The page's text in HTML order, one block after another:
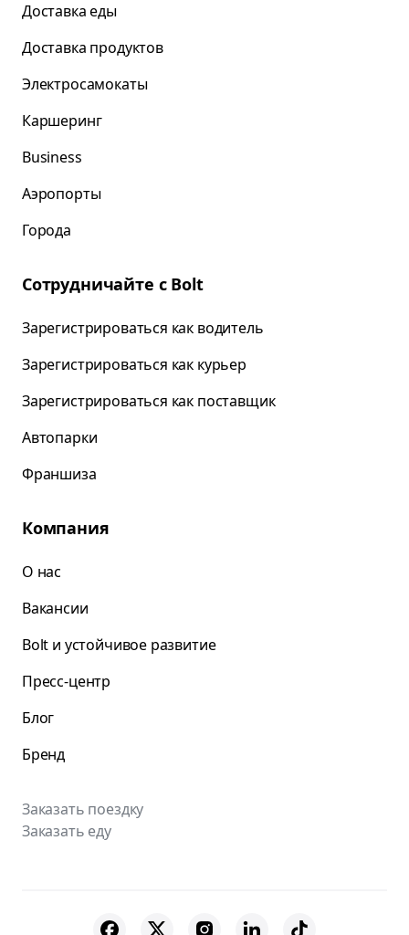
Доставка еды
Доставка продуктов
Электросамокаты
Каршеринг
Business
Аэропорты
Города
Сотрудничайте с Bolt
Зарегистрироваться как водитель
Зарегистрироваться как курьер
Зарегистрироваться как поставщик
Автопарки
Франшиза
Компания
О нас
Вакансии
Bolt и устойчивое развитие
Пресс-центр
Блог
Бренд
Заказать поездку
Заказать еду